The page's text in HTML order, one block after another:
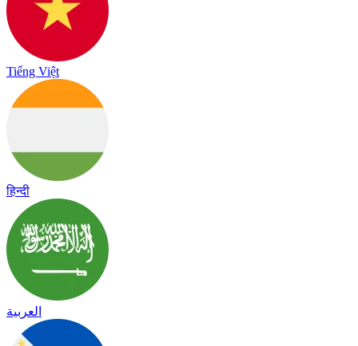
Tiếng Việt
हिन्दी
العربية